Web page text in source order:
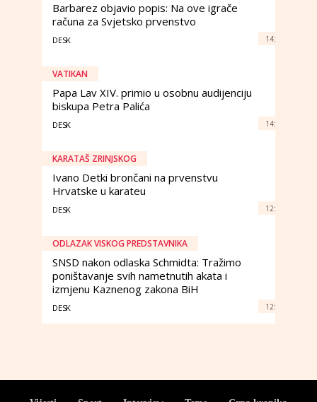
Barbarez objavio popis: Na ove igrače
računa za Svjetsko prvenstvo
DESK 14:
VATIKAN
Papa Lav XIV. primio u osobnu audijenciju
biskupa Petra Palića
DESK 14:
KARATAŠ ZRINJSKOG
Ivano Detki brončani na prvenstvu
Hrvatske u karateu
DESK 12:
ODLAZAK VISKOG PREDSTAVNIKA
SNSD nakon odlaska Schmidta: Tražimo
poništavanje svih nametnutih akata i
izmjenu Kaznenog zakona BiH
DESK 12: